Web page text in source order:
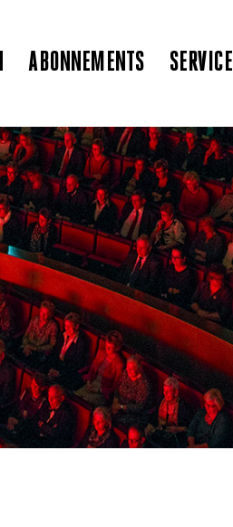
ABONNEMENTS SERVICE